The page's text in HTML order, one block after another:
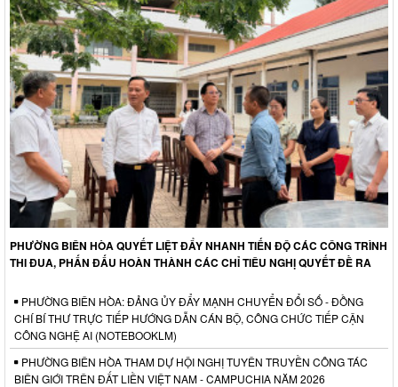
PHƯỜNG BIÊN HÒA QUYẾT LIỆT ĐẨY NHANH TIẾN ĐỘ CÁC CÔNG TRÌNH
THI ĐUA, PHẤN ĐẤU HOÀN THÀNH CÁC CHỈ TIÊU NGHỊ QUYẾT ĐỀ RA
PHƯỜNG BIÊN HÒA: ĐẢNG ỦY ĐẨY MẠNH CHUYỂN ĐỔI SỐ - ĐỒNG
CHÍ BÍ THƯ TRỰC TIẾP HƯỚNG DẪN CÁN BỘ, CÔNG CHỨC TIẾP CẬN
CÔNG NGHỆ AI (NOTEBOOKLM)
PHƯỜNG BIÊN HÒA THAM DỰ HỘI NGHỊ TUYÊN TRUYỀN CÔNG TÁC
BIÊN GIỚI TRÊN ĐẤT LIỀN VIỆT NAM - CAMPUCHIA NĂM 2026